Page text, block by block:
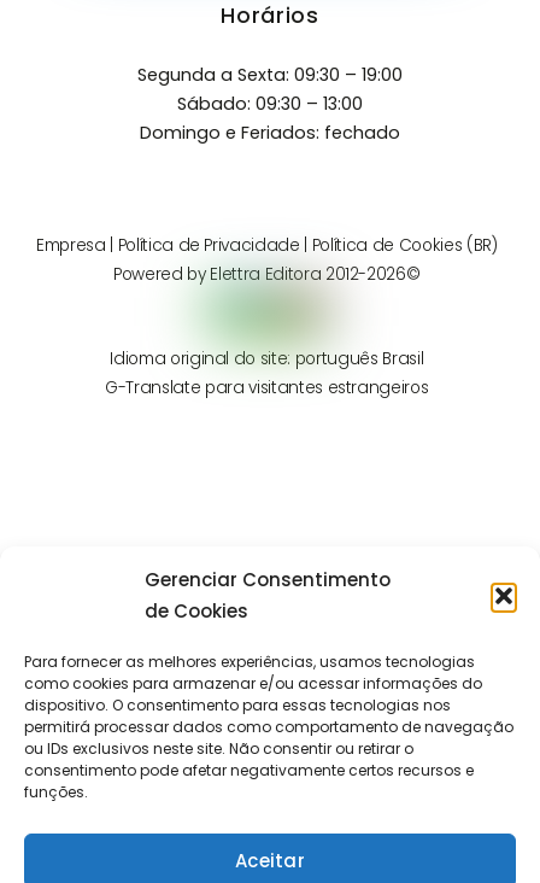
Gerenciar Consentimento
de Cookies
Para fornecer as melhores experiências, usamos tecnologias
como cookies para armazenar e/ou acessar informações do
dispositivo. O consentimento para essas tecnologias nos
permitirá processar dados como comportamento de navegação
ou IDs exclusivos neste site. Não consentir ou retirar o
consentimento pode afetar negativamente certos recursos e
funções.
Aceitar
Horários
Segunda a Sexta: 09:30 – 19:00
Sábado: 09:30 – 13:00
Domingo e Feriados: fechado
Empresa Política de Privacidade
Política de Cookies (BR)
Powered by Elettra Editora 2012-2026©
Idioma original do site: português Brasil
G-Translate para visitantes estrangeiros